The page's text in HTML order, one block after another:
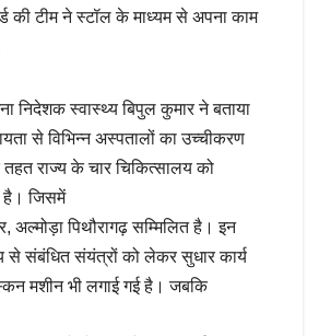
की टीम ने स्टॉल के माध्यम से अपना काम
निदेशक स्वास्थ्य बिपुल कुमार ने बताया
से विभिन्न अस्पतालों का उच्चीकरण
राज्य के चार चिकित्सालय को
है। जिसमें
अल्मोड़ा पिथौरागढ़ सम्मिलित है। इन
से संबंधित संयंत्रों को लेकर सुधार कार्य
मशीन भी लगाई गई है। जबकि